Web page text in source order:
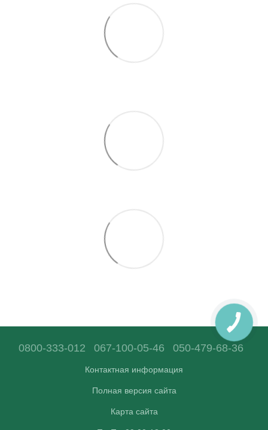
0800-333-012 067-100-05-46 050-479-68-36
Контактная информация
Полная версия сайта
Карта сайта